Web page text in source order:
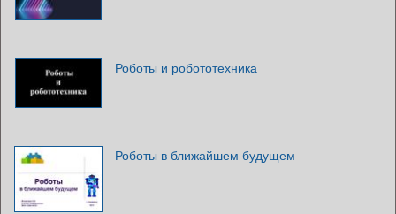
Роботы и робототехника
Роботы в ближайшем будущем